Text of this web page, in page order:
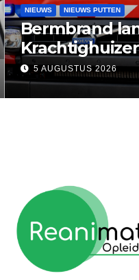
NIEUWS NIEUWS PUTTEN
Bermbrand
5 AUGUSTUS 2026